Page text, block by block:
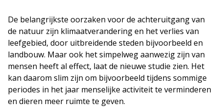
De belangrijkste oorzaken voor de achteruitgang van
de natuur zijn klimaatverandering en het verlies van
leefgebied, door uitbreidende steden bijvoorbeeld en
landbouw. Maar ook het simpelweg aanwezig zijn van
mensen heeft al effect, laat de nieuwe studie zien. Het
kan daarom slim zijn om bijvoorbeeld tijdens sommige
periodes in het jaar menselijke activiteit te verminderen
en dieren meer ruimte te geven.